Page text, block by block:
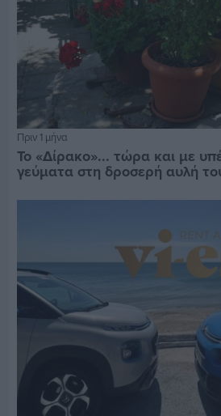
Πριν 1 μήνα
Το «Δίρακο»... τώρα και με
γεύματα στη δροσερή αυλή